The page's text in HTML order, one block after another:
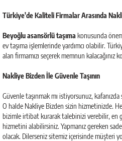
Türkiye'de Kaliteli Firmalar Arasında
Beyoğlu asansörlü taşıma konusunda
ev taşıma işlemlerinde yardımcı olabilir.
alan firmamızı seçerek memnun
Nakliye Bizden İle Güvenle Taşının
Güvenle taşınmak mı istiyorsunuz,
O halde Nakliye Bizden sizin hizmetinizde.
bizimle irtibat kurarak talebinizi verebilir, en
hizmetini alabilirsiniz. Yapmanız gereken
olacak. Dilerseniz sitemiz içerisinde müşteri